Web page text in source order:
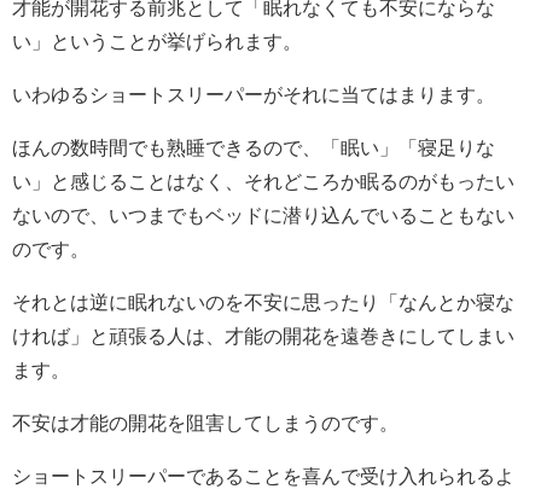
才能が開花する前兆として「眠れなくても不安にならな
い」ということが挙げられます。
いわゆるショートスリーパーがそれに当てはまります。
ほんの数時間でも熟睡できるので、「眠い」「寝足りな
い」と感じることはなく、それどころか眠るのがもったい
ないので、いつまでもベッドに潜り込んでいることもない
のです。
それとは逆に眠れないのを不安に思ったり「なんとか寝な
ければ」と頑張る人は、才能の開花を遠巻きにしてしまい
ます。
不安は才能の開花を阻害してしまうのです。
ショートスリーパーであることを喜んで受け入れられるよ